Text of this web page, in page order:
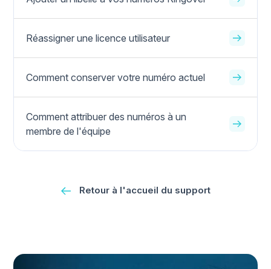
Réassigner une licence utilisateur
Comment conserver votre numéro actuel
Comment attribuer des numéros à un
membre de l'équipe
Retour à l'accueil du support